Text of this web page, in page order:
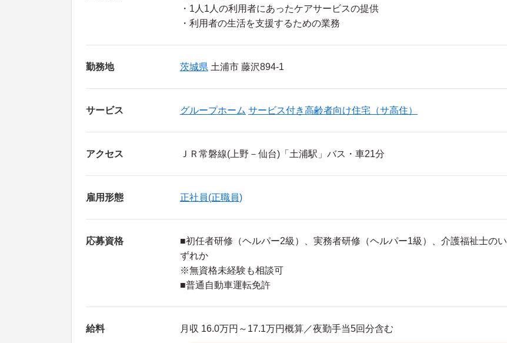
・1人1人の利用者にあったケアサービスの提供
・利用者の生活を支援するための業務
勤務地 茨城県 土浦市 藤沢894-1
サービス グループホーム サービス付き高齢者向け住宅（サ高住）
アクセス ＪＲ常磐線(上野－仙台)「土浦駅」バス・車21分
雇用形態 正社員(正職員)
応募資格
■初任者研修（ヘルパー2級）、実務者研修（ヘルパー1級）、介護福祉士のい
ずれか
※無資格未経験も相談可
■普通自動車運転免許
給料 月収 16.0万円～17.1万円概算／夜勤手当5回分含む